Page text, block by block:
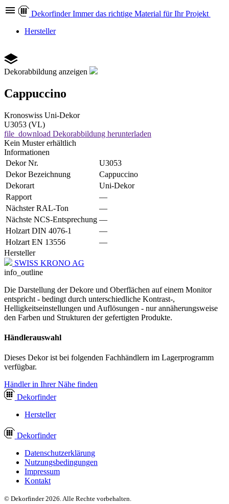
Dekorfinder Immer das richtige Material für Ihr Projekt
Hersteller
Dekorabbildung anzeigen
Cappuccino
Kronoswiss Uni-Dekor
U3053 (VL)
file_download Dekorabbildung herunterladen
Kein Muster erhältlich
Informationen
Dekor Nr.
U3053
Dekor Bezeichnung
Cappuccino
Dekorart
Uni-Dekor
Rapport
—
Nächster RAL-Ton
—
Nächste NCS-Entsprechung —
Holzart DIN 4076-1
—
Holzart EN 13556
—
Hersteller
SWISS KRONO AG
info_outline
Die Darstellung der Dekore und Oberflächen auf einem Monitor
entspricht - bedingt durch unterschiedliche Kontrast-,
Helligkeitseinstellungen und Auflösungen - nur annäherungsweise
den Farben und Strukturen der gefertigten Produkte.
Händlerauswahl
Dieses Dekor ist bei folgenden Fachhändlern im Lagerprogramm
verfügbar.
Händler in Ihrer Nähe finden
Dekorfinder
Hersteller
Dekorfinder
Datenschutzerklärung
Nutzungsbedingungen
Impressum
Kontakt
© Dekorfinder 2026. Alle Rechte vorbehalten.